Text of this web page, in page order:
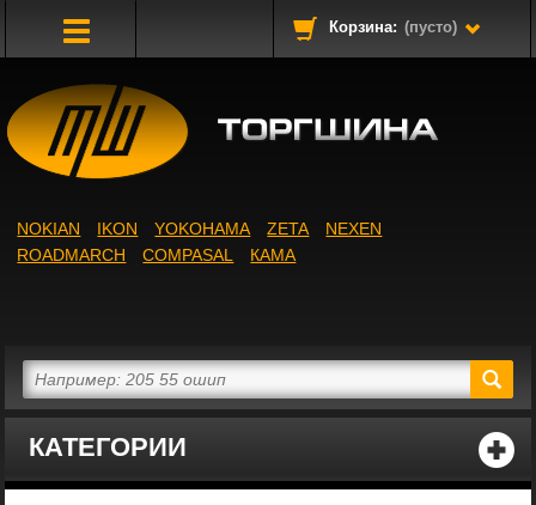
Корзина: (пусто)
КАТЕГОРИИ
NOKIAN IKON YOKOHAMA ZETA
NEXEN
ROADMARCH
COMPASAL КАМА